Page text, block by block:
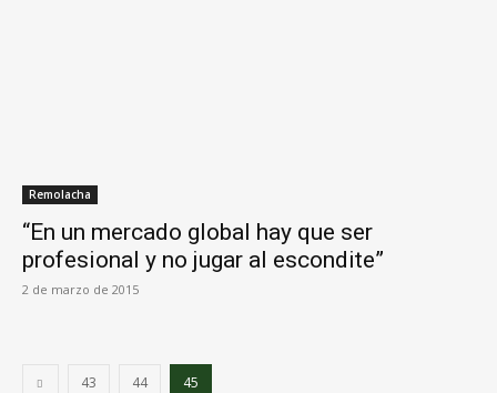
Remolacha
“En un mercado global hay que ser
profesional y no jugar al escondite”
2 de marzo de 2015
43 44 45